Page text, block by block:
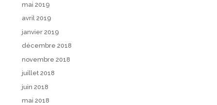
mai 2019
avril 2019
janvier 2019
décembre 2018
novembre 2018
juillet 2018
juin 2018
mai 2018